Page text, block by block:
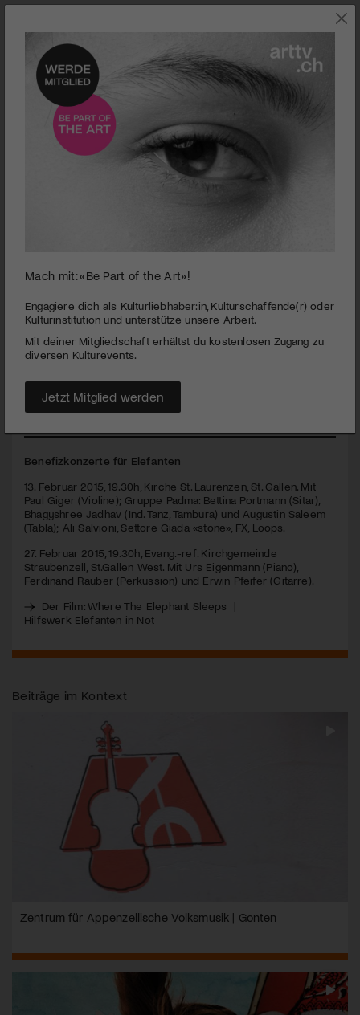
Where the Elephant Sleeps | Benefizkonzert für
PUBLIZIERT AM 30. JANUAR 2015
Brigitte Uttar Kornetzky ist nicht nur eine engagierte
Filmemacherin, sondern zugleich die Schweizer Botschafterin
MEHR
Benefizkonzerte für Elefanten
13. Februar 2015, 19.30h, Kirche St. Laurenzen, St. Gallen. Mit
Paul Giger (Violine); Gruppe Padma: Bettina Portmann (Sitar),
Bhagyshree Jadhav (Ind. Tanz, Tambura) und Augustin Saleem
(Tabla); Ali Salvioni, Settore Giada «stone», FX, Loops.
27. Februar 2015, 19.30h, Evang.-ref. Kirchgemeinde
Straubenzell, St.Gallen West. Mit Urs Eigenmann (Piano),
Ferdinand Rauber (Perkussion) und Erwin Pfeifer (Gitarre).
Der Film: Where The Elephant Sleeps |
Hilfswerk Elefanten in Not
Beiträge im Kontext
Zentrum für Appenzellische Volksmusik | Gonten
Mach mit: «Be Part of the Art»!
Engagiere dich als Kulturliebhaber:in, Kulturschaffende(r) oder
Kulturinstitution und unterstütze unsere Arbeit.
Mit deiner Mitgliedschaft erhältst du kostenlosen Zugang zu
diversen Kulturevents.
Jetzt Mitglied werden